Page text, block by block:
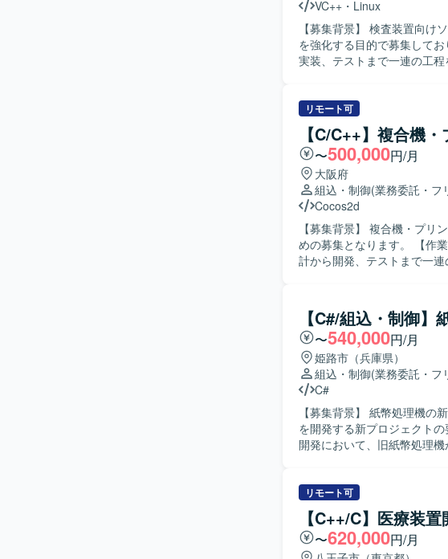
VC++ ・ Linux
【募集背景】 検査装置向け
を強化する目的で募集しております。 【作業内容】 検査装置向けソフト
実装、テストまで一連の工
ら開発を進められる方を求めております。 【ポジションの魅力
領域で、組込開発スキルや
通じて習得・強化していた
の構造理解も深めていただけます。 【開発環境】 C++およびVisual Studioを用
ウェア開発環境での作業と
ブラリなどを利用するケース
リモート可
【C/C++】複合機
〜500,000円/月
大阪府
組込・制御(業務委託・フ
Cocos2d
【募集背景】 複合機・プリ
めの募集となります。 【作業内容】 複合機・プリンター向けエンジンソフト開発において、設
計から開発、テストまで一
求めております。協調性が
ていただける方を歓迎いたします。 【ポジションの魅力】 複合機および
ンジンソフトの開発に携わ
東芝製CPUやSTマイクロ製
専門性を高められる環境です。 【開発環境】 C/C++を用いた複合機・プリンター向け
ソフトウェア開発環境とな
いたします。
【C#/組込・制御
〜540,000円/月
姫路市（兵庫県）
組込・制御(業務委託・フ
C#
【募集背景】 紙幣処理機の
を開発する新プロジェクトの要員を募集しており
開発において、旧紙幣処理
は設計、開発、テストをご担当いただきます。 【求める
案力をお持ちの方を求めて
ーティブコミュニケーショ
【ポジションの魅力】 旧シ
リモート可
【C++/C】医療装
〜620,000円/月